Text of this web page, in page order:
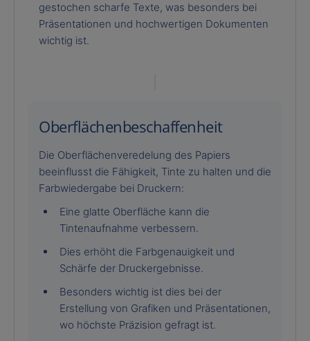
gestochen scharfe Texte, was besonders bei
Präsentationen und hochwertigen Dokumenten
wichtig ist.
Oberflächenbeschaffenheit
Die Oberflächenveredelung des Papiers
beeinflusst die Fähigkeit, Tinte zu halten und die
Farbwiedergabe bei Druckern:
Eine glatte Oberfläche kann die
Tintenaufnahme verbessern.
Dies erhöht die Farbgenauigkeit und
Schärfe der Druckergebnisse.
Besonders wichtig ist dies bei der
Erstellung von Grafiken und Präsentationen,
wo höchste Präzision gefragt ist.